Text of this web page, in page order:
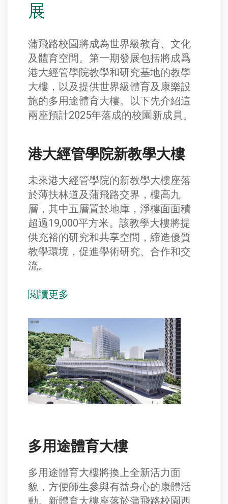
展
蒲飛路校園將成為世界級教育、文化
及體育空間。第一期發展包括將成爲
港大經管學院教學和研究基地的教學
大樓，以及提供世界級體育及康樂設
施的多用途體育大樓。以下先介紹這
兩座預計2025年落成的校園新成員。
港大經管學院新教學大樓
未來港大經管學院的新教學大樓座落
於薄扶林道及蒲飛路交界，樓高九
層，其中五層置於地庫，淨樓面面積
超過19,000平方米。該教學大樓將提
供充裕的研究和共享空間，締造優質
教學環境，促進學術研究、合作和交
流。
閱讀更多
多用途體育大樓
多用途體育大樓將換上全新活力面
貌，方便師生參與有益身心的康體活
動。新體育大樓座落於蒲飛路校園西